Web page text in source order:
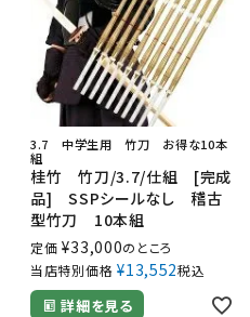
3.7 中学生用 竹刀 お得な10本
組
桂竹 竹刀/3.7/仕組 [完成
品] SSPシールなし 稽古
型竹刀 10本組
定価 ¥33,000のところ
当店特別価格 ¥13,552税込
詳細を見る